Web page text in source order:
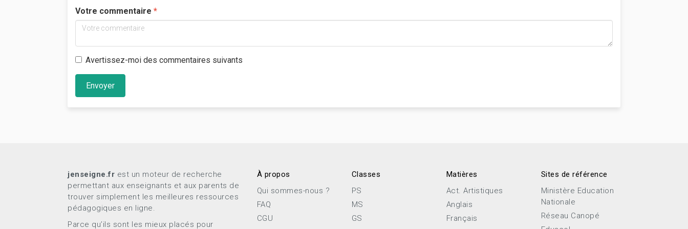
Votre commentaire
Avertissez-moi des commentaires suivants
Envoyer
jenseigne.fr est un moteur de recherche
permettant aux enseignants et aux parents de
trouver simplement les meilleures ressources
pédagogiques en ligne.
Parce qu’ils sont les mieux placés pour
À propos
Qui sommes-nous ?
FAQ
CGU
Classes
PS
MS
GS
Matières
Act. Artistiques
Anglais
Français
Sites de référence
Ministère Education
Nationale
Réseau Canopé